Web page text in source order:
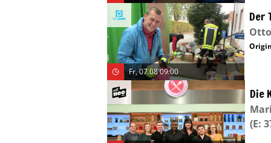
Fr, 07.08 09:00
Der
Die
(E: